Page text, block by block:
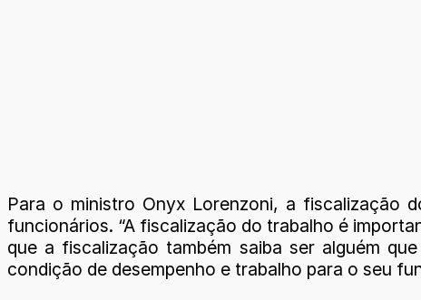
Para o ministro Onyx Lorenzoni, a fiscalização
funcionários. “A fiscalização do trabalho é
que a fiscalização também saiba ser alguém
condição de desempenho e trabalho para o seu